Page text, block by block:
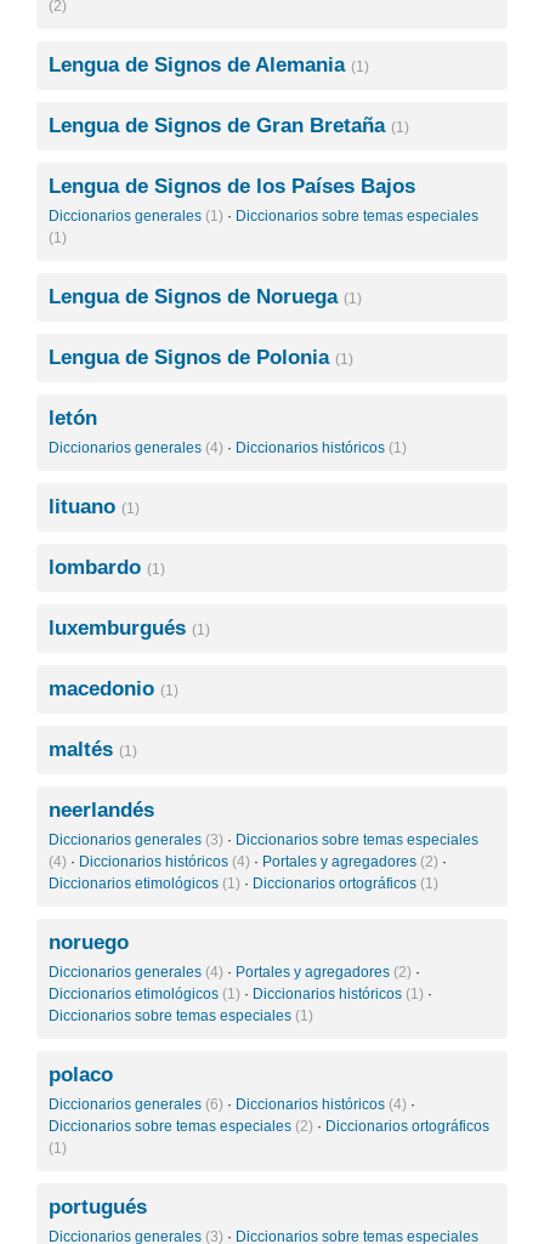
(2)
Lengua de Signos de Alemania (1)
Lengua de Signos de Gran Bretaña (1)
Lengua de Signos de los Países Bajos
Diccionarios generales (1) · Diccionarios sobre temas especiales
(1)
Lengua de Signos de Noruega (1)
Lengua de Signos de Polonia (1)
letón
Diccionarios generales (4) · Diccionarios históricos (1)
lituano (1)
lombardo (1)
luxemburgués (1)
macedonio (1)
maltés (1)
neerlandés
Diccionarios generales (3) · Diccionarios sobre temas especiales
(4) · Diccionarios históricos (4) · Portales y agregadores (2) ·
Diccionarios etimológicos (1) · Diccionarios ortográficos (1)
noruego
Diccionarios generales (4) · Portales y agregadores (2) ·
Diccionarios etimológicos (1) · Diccionarios históricos (1) ·
Diccionarios sobre temas especiales (1)
polaco
Diccionarios generales (6) · Diccionarios históricos (4) ·
Diccionarios sobre temas especiales (2) · Diccionarios ortográficos
(1)
portugués
Diccionarios generales (3) · Diccionarios sobre temas especiales